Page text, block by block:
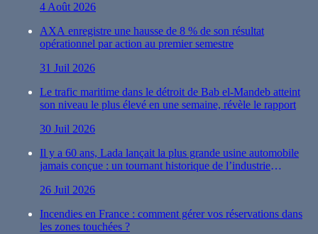
4 Août 2026
AXA enregistre une hausse de 8 % de son résultat
opérationnel par action au premier semestre
31 Juil 2026
Le trafic maritime dans le détroit de Bab el-Mandeb atteint
son niveau le plus élevé en une semaine, révèle le rapport
30 Juil 2026
Il y a 60 ans, Lada lançait la plus grande usine automobile
jamais conçue : un tournant historique de l’industrie
26 Juil 2026
Incendies en France : comment gérer vos réservations dans
les zones touchées ?